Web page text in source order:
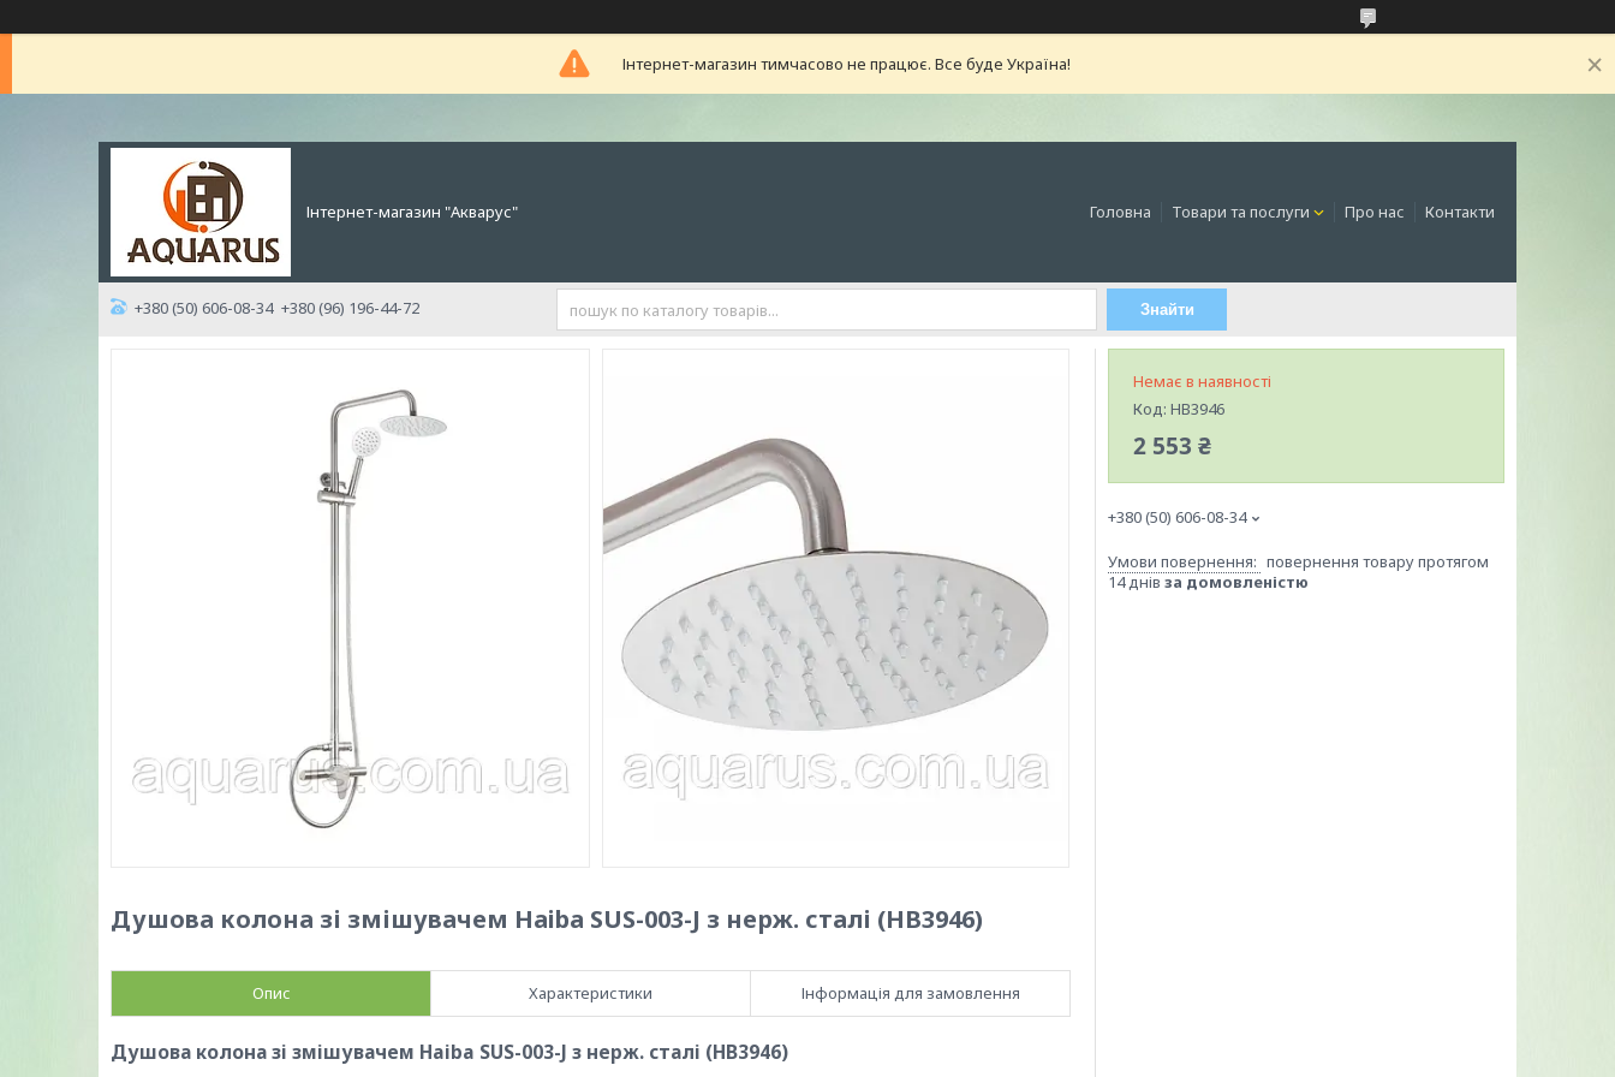
Інтернет-магазин тимчасово не працює. Все буде Україна!
Інтернет-магазин "Акварус" Головна Товари та послуги Про нас Контакти
+380 (50) 606-08-34 +380 (96) 196-44-72 Знайти
Душова колона зі змішувачем Haiba SUS-003-J з нерж. сталі (HB3946)
Опис Характеристики Інформація для замовлення
Душова колона зі змішувачем Haiba SUS-003-J з нерж. сталі (HB3946)
Немає в наявності
Код: HB3946
2 553 ₴
+380 (50) 606-08-34
повернення товару протягом
14 днів за домовленістю